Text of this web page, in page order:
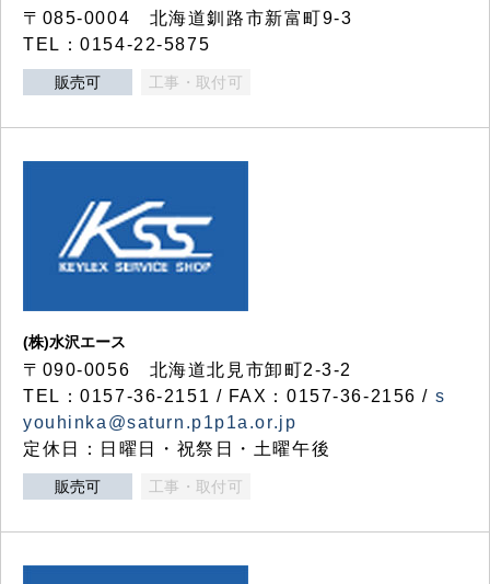
〒085-0004 北海道釧路市新富町9-3
TEL：0154-22-5875
販売可 工事・取付可
(株)水沢エース
〒090-0056 北海道北見市卸町2-3-2
TEL：0157-36-2151 / FAX：0157-36-2156 / s
youhinka@saturn.p1p1a.or.jp
定休日：日曜日・祝祭日・土曜午後
販売可 工事・取付可